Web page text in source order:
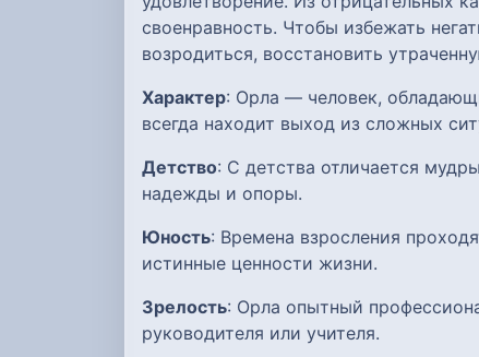
своенравность. Чтобы избежать
возродиться, восстановить
Характер: Орла — человек,
всегда находит выход из сложных
Детство: С детства отличается
надежды и опоры.
Юность: Времена взросления
истинные ценности жизни.
Зрелость: Орла опытный
руководителя или учителя.